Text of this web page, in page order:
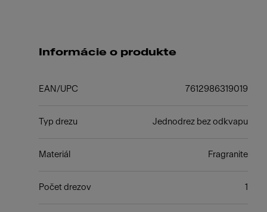
Informácie o produkte
EAN/UPC 7612986319019
Typ drezu Jednodrez bez odkvapu
Materiál Fragranite
Počet drezov 1